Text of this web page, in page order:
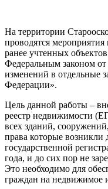
На территории
проводятся
ранее учтенных
Федеральным законом
изменений в отдельные
Федерации».
Цель данной работы –
реестр недвижимости
всех зданий,
права которые возникли
государственной
года, и до сих пор не
Это необходимо для
граждан на недвижимое